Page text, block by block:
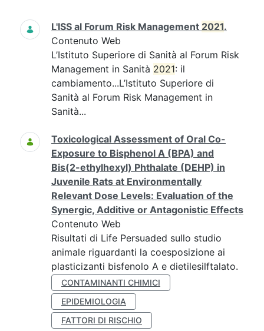
Ricerca
L'ISS al Forum Risk Management 2021.
Contenuto Web
L’Istituto Superiore di Sanità al Forum Risk
Management in Sanità 2021: il
cambiamento...L’Istituto Superiore di
Sanità al Forum Risk Management in
Sanità...
Toxicological Assessment of Oral Co-
Exposure to Bisphenol A (BPA) and
Bis(2-ethylhexyl) Phthalate (DEHP) in
Juvenile Rats at Environmentally
Relevant Dose Levels: Evaluation of the
Synergic, Additive or Antagonistic Effects
Contenuto Web
Risultati di Life Persuaded sullo studio
animale riguardanti la coesposizione ai
plasticizanti bisfenolo A e dietilesilftalato.
CONTAMINANTI CHIMICI
EPIDEMIOLOGIA
FATTORI DI RISCHIO